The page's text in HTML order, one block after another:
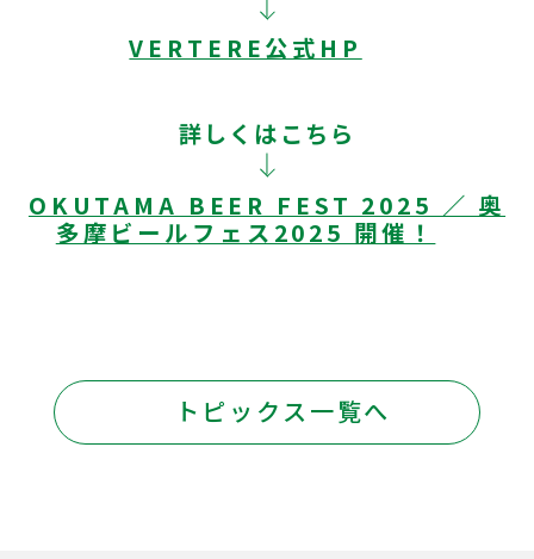
VERTERE公式HP
詳しくはこちら
OKUTAMA BEER FEST 2025 ／ 奥
多摩ビールフェス2025 開催！
トピックス一覧へ